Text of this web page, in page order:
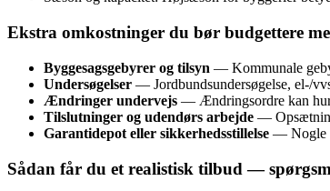
Ekstra omkostninger du bør budgettere
Byggesagsgebyrer og tilsyn — Kommunale
Undersøgelser — Jordbundsundersøgelse, el‑/
Ændringer undervejs — Ændringsordre kan
Tilslutninger og udendørs arbejde —
Garantidepot eller sikkerhedsstillelse — Nogle
Sådan får du et realistisk tilbud —